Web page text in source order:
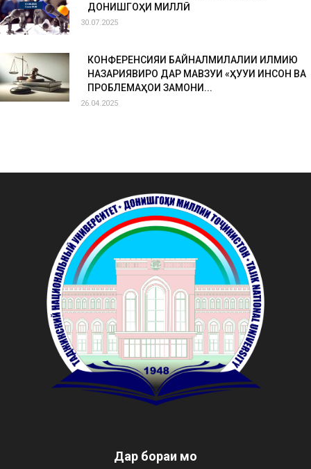
ДОНИШГОҲИ МИЛЛӢ
30.07.2025
КОНФЕРЕНСИЯИ БАЙНАЛМИЛАЛИИ ИЛМИЮ
НАЗАРИЯВИРО ДАР МАВЗУИ «ҲУҚУҚИ ИНСОН ВА
ПРОБЛЕМАҲОИ ЗАМОНИ...
26.04.2025
Дар бораи мо